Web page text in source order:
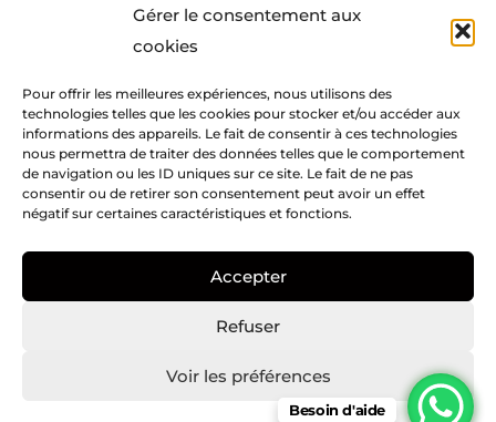
Gérer le consentement aux
cookies
Pour offrir les meilleures expériences, nous utilisons des
technologies telles que les cookies pour stocker et/ou accéder aux
informations des appareils. Le fait de consentir à ces technologies
nous permettra de traiter des données telles que le comportement
de navigation ou les ID uniques sur ce site. Le fait de ne pas
consentir ou de retirer son consentement peut avoir un effet
négatif sur certaines caractéristiques et fonctions.
Accepter
Refuser
Voir les préférences
12,50€
Mentions légales​
Infos pratiques
Creatike
Nous suivre
o
I
s
n
t
Copyright © Creatike – 2021
Besoin d'aide